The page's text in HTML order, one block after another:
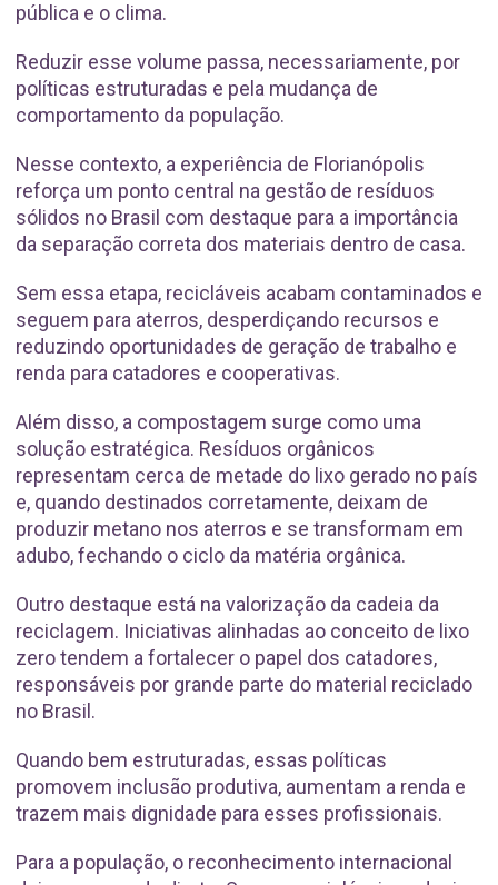
pública e o clima.
Reduzir esse volume passa, necessariamente, por
políticas estruturadas e pela mudança de
comportamento da população.
Nesse contexto, a experiência de Florianópolis
reforça um ponto central na gestão de resíduos
sólidos no Brasil com destaque para a importância
da separação correta dos materiais dentro de casa.
Sem essa etapa, recicláveis acabam contaminados e
seguem para aterros, desperdiçando recursos e
reduzindo oportunidades de geração de trabalho e
renda para catadores e cooperativas.
Além disso, a compostagem surge como uma
solução estratégica. Resíduos orgânicos
representam cerca de metade do lixo gerado no país
e, quando destinados corretamente, deixam de
produzir metano nos aterros e se transformam em
adubo, fechando o ciclo da matéria orgânica.
Outro destaque está na valorização da cadeia da
reciclagem. Iniciativas alinhadas ao conceito de lixo
zero tendem a fortalecer o papel dos catadores,
responsáveis por grande parte do material reciclado
no Brasil.
Quando bem estruturadas, essas políticas
promovem inclusão produtiva, aumentam a renda e
trazem mais dignidade para esses profissionais.
Para a população, o reconhecimento internacional